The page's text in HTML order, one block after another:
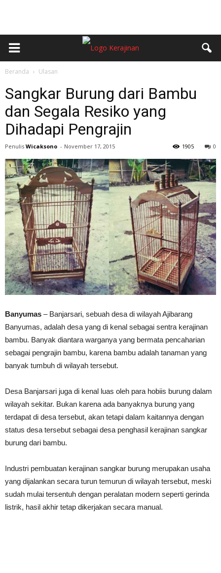
Beranda Ulasan
Sangkar Burung dari Bambu
dan Segala Resiko yang
Dihadapi Pengrajin
Penulis Wicaksono - November 17, 2015 0
1905
Banyumas – Banjarsari, sebuah desa di wilayah Ajibarang
Banyumas, adalah desa yang di kenal sebagai sentra kerajinan
bambu. Banyak diantara warganya yang bermata pencaharian
sebagai pengrajin bambu, karena bambu adalah tanaman yang
banyak tumbuh di wilayah tersebut.
Desa Banjarsari juga di kenal luas oleh para hobiis burung dalam
wilayah sekitar. Bukan karena ada banyaknya burung yang
terdapat di desa tersebut, akan tetapi dalam kaitannya dengan
status desa tersebut sebagai desa penghasil kerajinan sangkar
burung dari bambu.
Industri pembuatan kerajinan sangkar burung merupakan usaha
yang dijalankan secara turun temurun di wilayah tersebut, meski
sudah mulai tersentuh dengan peralatan modern seperti gerinda
listrik, hasil akhir tetap dikerjakan secara manual.